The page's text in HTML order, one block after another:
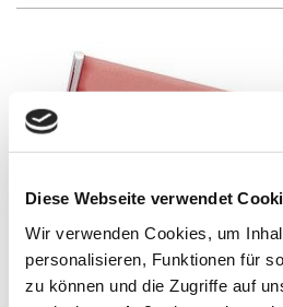
Diese Webseite verwendet
Wir verwenden Cookies, um
personalisieren, Funktionen für
zu können und die Zugriffe auf